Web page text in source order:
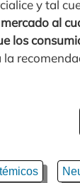
y tal
al
los
la